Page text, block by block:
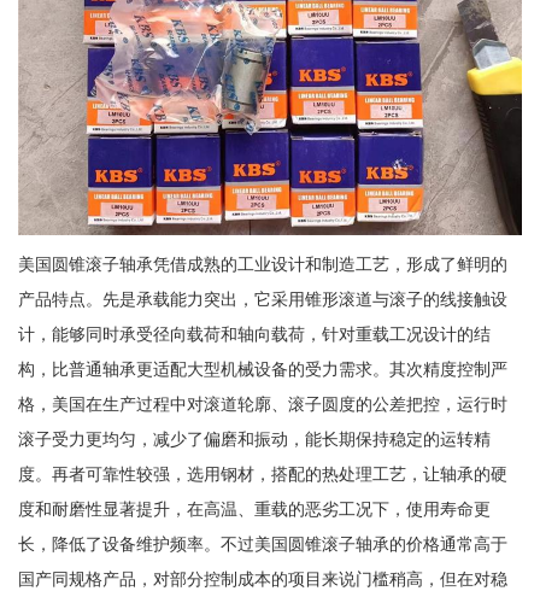
美国圆锥滚子轴承凭借成熟的工业设计和制造工艺，形成了鲜明的
产品特点。先是承载能力突出，它采用锥形滚道与滚子的线接触设
计，能够同时承受径向载荷和轴向载荷，针对重载工况设计的结
构，比普通轴承更适配大型机械设备的受力需求。其次精度控制严
格，美国在生产过程中对滚道轮廓、滚子圆度的公差把控，运行时
滚子受力更均匀，减少了偏磨和振动，能长期保持稳定的运转精
度。再者可靠性较强，选用钢材，搭配的热处理工艺，让轴承的硬
度和耐磨性显著提升，在高温、重载的恶劣工况下，使用寿命更
长，降低了设备维护频率。不过美国圆锥滚子轴承的价格通常高于
国产同规格产品，对部分控制成本的项目来说门槛稍高，但在对稳